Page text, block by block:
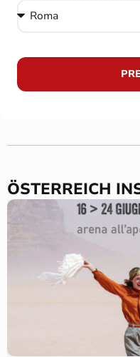
ÖSTERREICH